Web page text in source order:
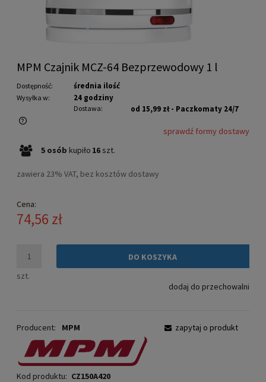
MPM Czajnik MCZ-64 Bezprzewodowy 1 l
Dostępność: średnia ilość
Wysyłka w: 24 godziny
Dostawa: od 15,99 zł - Paczkomaty 24/7
Cena nie zawiera ewentualnych kosztów płatności
sprawdź formy dostawy
5 osób kupiło 16 szt.
zawiera 23% VAT, bez kosztów dostawy
Cena:
74,56 zł
szt.
DO KOSZYKA
dodaj do przechowalni
Producent: MPM
Kod produktu: CZ150A420
zapytaj o produkt